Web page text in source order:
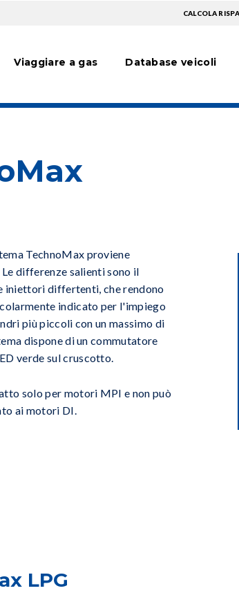
CALCOLA
Viaggiare a gas Database veicoli
TechnoMax proviene
Le differenze salienti sono il
iniettori differtenti, che rendono
indicato per l'impiego
più piccoli con un massimo di
dispone di un commutatore
verde sul cruscotto.
solo per motori MPI e non può
ai motori DI.
LPG